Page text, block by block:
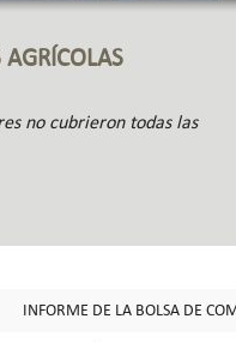
no cubrieron todas las
INFORME DE LA BOLSA DE